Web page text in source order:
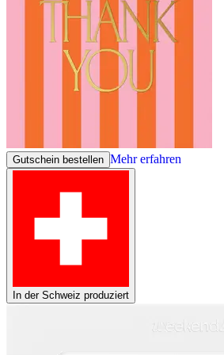
Gutschein bestellen Mehr erfahren
In der Schweiz produziert